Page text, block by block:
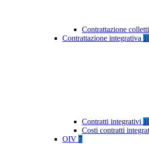
Contrattazione
Contrattazione integrativa
Contratti integrativi
Costi contratti
OIV 7